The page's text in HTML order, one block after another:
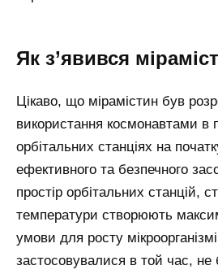
Як з’явився
Цікаво, що мірамістин був
використання космонавтами в
орбітальних станціях на
ефективного та безпечного
простір орбітальних станцій,
температури створюють
умови для росту
застосовувалися в той час, не